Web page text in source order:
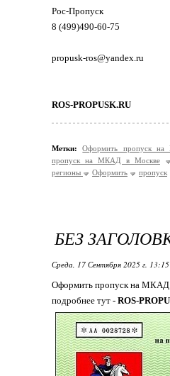
Рос-Пропуск
8 (499)490-60-75
propusk-ros@yandex.ru
ROS-PROPUSK.RU
Метки:
Оформить пропуск
пропуск на МКАД в Москве
регионы
Оформить пропуск
БЕЗ
Среда, 17 Сентября 2025 г.
Оформить пропуск на МКАД
подробнее тут - ROS-